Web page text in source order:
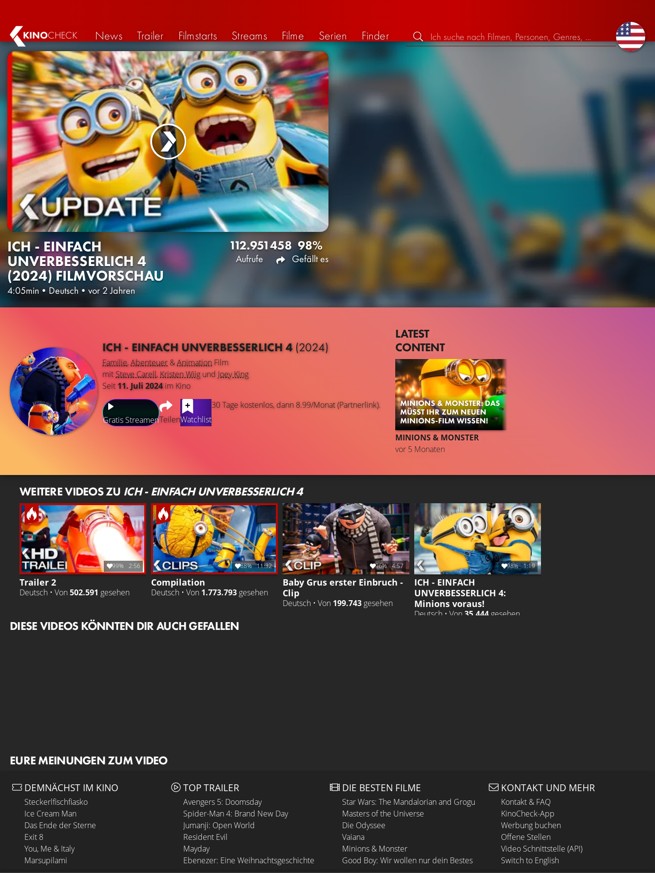
KINOCHECK News Trailer Filmstarts Streams Filme Serien Finder
ICH - EINFACH
UNVERBESSERLICH 4
(2024) FILMVORSCHAU
4:05min•Deutsch• vor 2 Jahren
112.951
Aufrufe
458 98%
Gefällt es
ICH - EINFACH UNVERBESSERLICH 4(2024)
Familie,Abenteuer &Animation Film
mitSteve Carell, Kristen Wiig und Joey King
Seit 11. Juli 2024im Kino
Gratis StreamenTeilenWatchlist
30 Tage kostenlos, dann 8.99/Monat (Partnerlink).
LATEST
CONTENT
MINIONS & MONSTER: DAS
MÜSST IHR ZUM NEUEN
MINIONS-FILM WISSEN!
MINIONS & MONSTER
vor 5 Monaten
WEITERE VIDEOS ZU ICH - EINFACH UNVERBESSERLICH 4
99% 2:56
Trailer 2
Deutsch • Von 502.591 gesehen
88% 11:32
Compilation
Deutsch • Von 1.773.793 gesehen
96% 4:57
Baby Grus erster Einbruch -
Clip
Deutsch • Von 199.743 gesehen
98% 1:19
ICH - EINFACH
UNVERBESSERLICH 4:
Minions voraus!
Deutsch • Von 35.444 gesehen
DIESE VIDEOS KÖNNTEN DIR AUCH GEFALLEN
EURE MEINUNGEN ZUM VIDEO
DEMNÄCHST IM KINO
Steckerlfischfiasko
Ice Cream Man
Das Ende der Sterne
Exit 8
You, Me & Italy
Marsupilami
TOP TRAILER
Avengers 5: Doomsday
Spider-Man 4: Brand New Day
Jumanji: Open World
Resident Evil
Mayday
Ebenezer: Eine Weihnachtsgeschichte
DIE BESTEN FILME
Star Wars: The Mandalorian and Grogu
Masters of the Universe
Die Odyssee
Vaiana
Minions & Monster
Good Boy: Wir wollen nur dein Bestes
KONTAKT UND MEHR
Kontakt & FAQ
KinoCheck-App
Werbung buchen
Offene Stellen
Video Schnittstelle (API)
Switch to English